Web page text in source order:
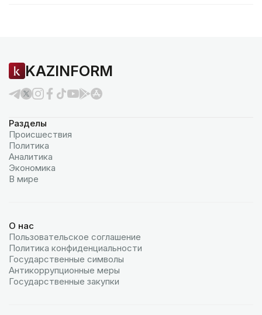
KAZINFORM
Разделы
Происшествия
Политика
Аналитика
Экономика
В мире
О нас
Пользовательское соглашение
Политика конфиденциальности
Государственные символы
Антикоррупционные меры
Государственные закупки